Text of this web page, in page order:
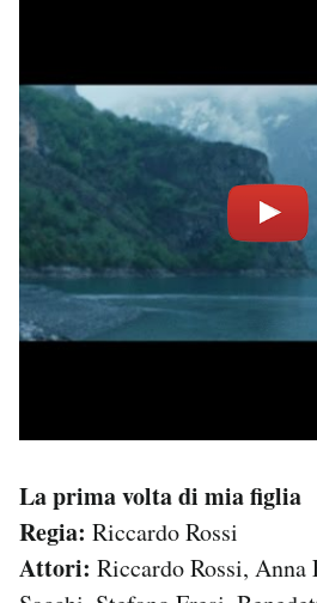
La prima volta di mia figlia
Regia: Riccardo Rossi
Attori: Riccardo Rossi,